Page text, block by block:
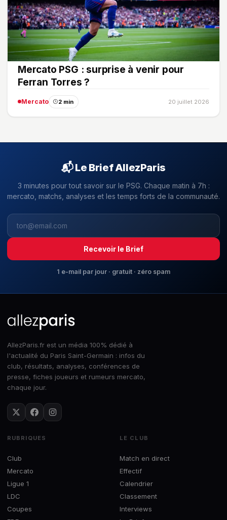
Mercato PSG : surprise à venir pour
Ferran Torres ?
Mercato 2 min 20 juillet 2026
📬 Le Brief AllezParis
3 minutes pour tout savoir sur le PSG. Chaque matin à 7h :
mercato, matchs, analyses et les temps forts de la communauté.
Recevoir le Brief
1 e-mail par jour · gratuit · zéro spam
AllezParis.fr est un média 100% dédié à
l'actualité du Paris Saint-Germain : infos du
club, résultats, analyses, conférences de
presse, fiches joueurs et rumeurs mercato,
chaque jour.
RUBRIQUES
Club
Mercato
Ligue 1
LDC
Coupes
LE CLUB
Match en direct
Effectif
Calendrier
Classement
Interviews